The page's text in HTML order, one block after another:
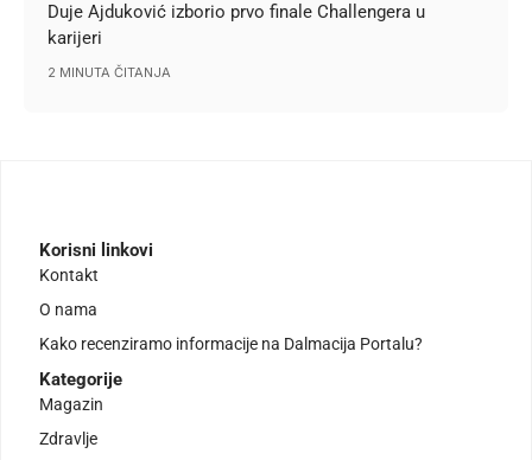
Duje Ajduković izborio prvo finale Challengera u
karijeri
2 MINUTA ČITANJA
Korisni linkovi
Kontakt
O nama
Kako recenziramo informacije na Dalmacija Portalu?
Kategorije
Magazin
Zdravlje